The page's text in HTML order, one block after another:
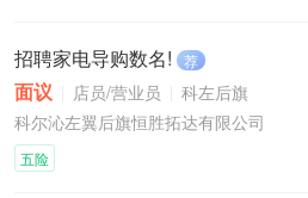
招聘家电导购数名! 荐
面议 店员/营业员
科左后旗
科尔沁左翼后旗恒胜拓达有限公司
五险